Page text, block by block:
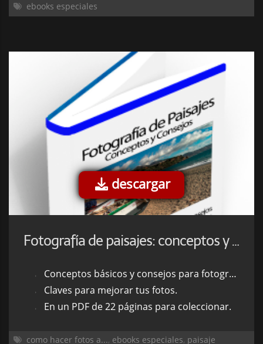
ebooks especiales
descargar
Fotografía de paisajes: conceptos y consejos
Conceptos básicos y consejos para fotografiar paisajes.
Claves para mejorar tus fotos.
En un PDF de 22 páginas para coleccionar.
como hacer fotos a..., ebooks especiales, paisaje